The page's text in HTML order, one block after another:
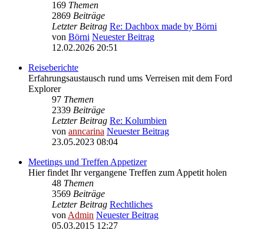
169 Themen
2869 Beiträge
Letzter Beitrag Re: Dachbox made by Börni
von Börni Neuester Beitrag
12.02.2026 20:51
Reiseberichte
Erfahrungsaustausch rund ums Verreisen mit dem Ford
Explorer
97 Themen
2339 Beiträge
Letzter Beitrag Re: Kolumbien
von anncarina Neuester Beitrag
23.05.2023 08:04
Meetings und Treffen Appetizer
Hier findet Ihr vergangene Treffen zum Appetit holen
48 Themen
3569 Beiträge
Letzter Beitrag Rechtliches
vonAdmin Neuester Beitrag
05.03.2015 12:27